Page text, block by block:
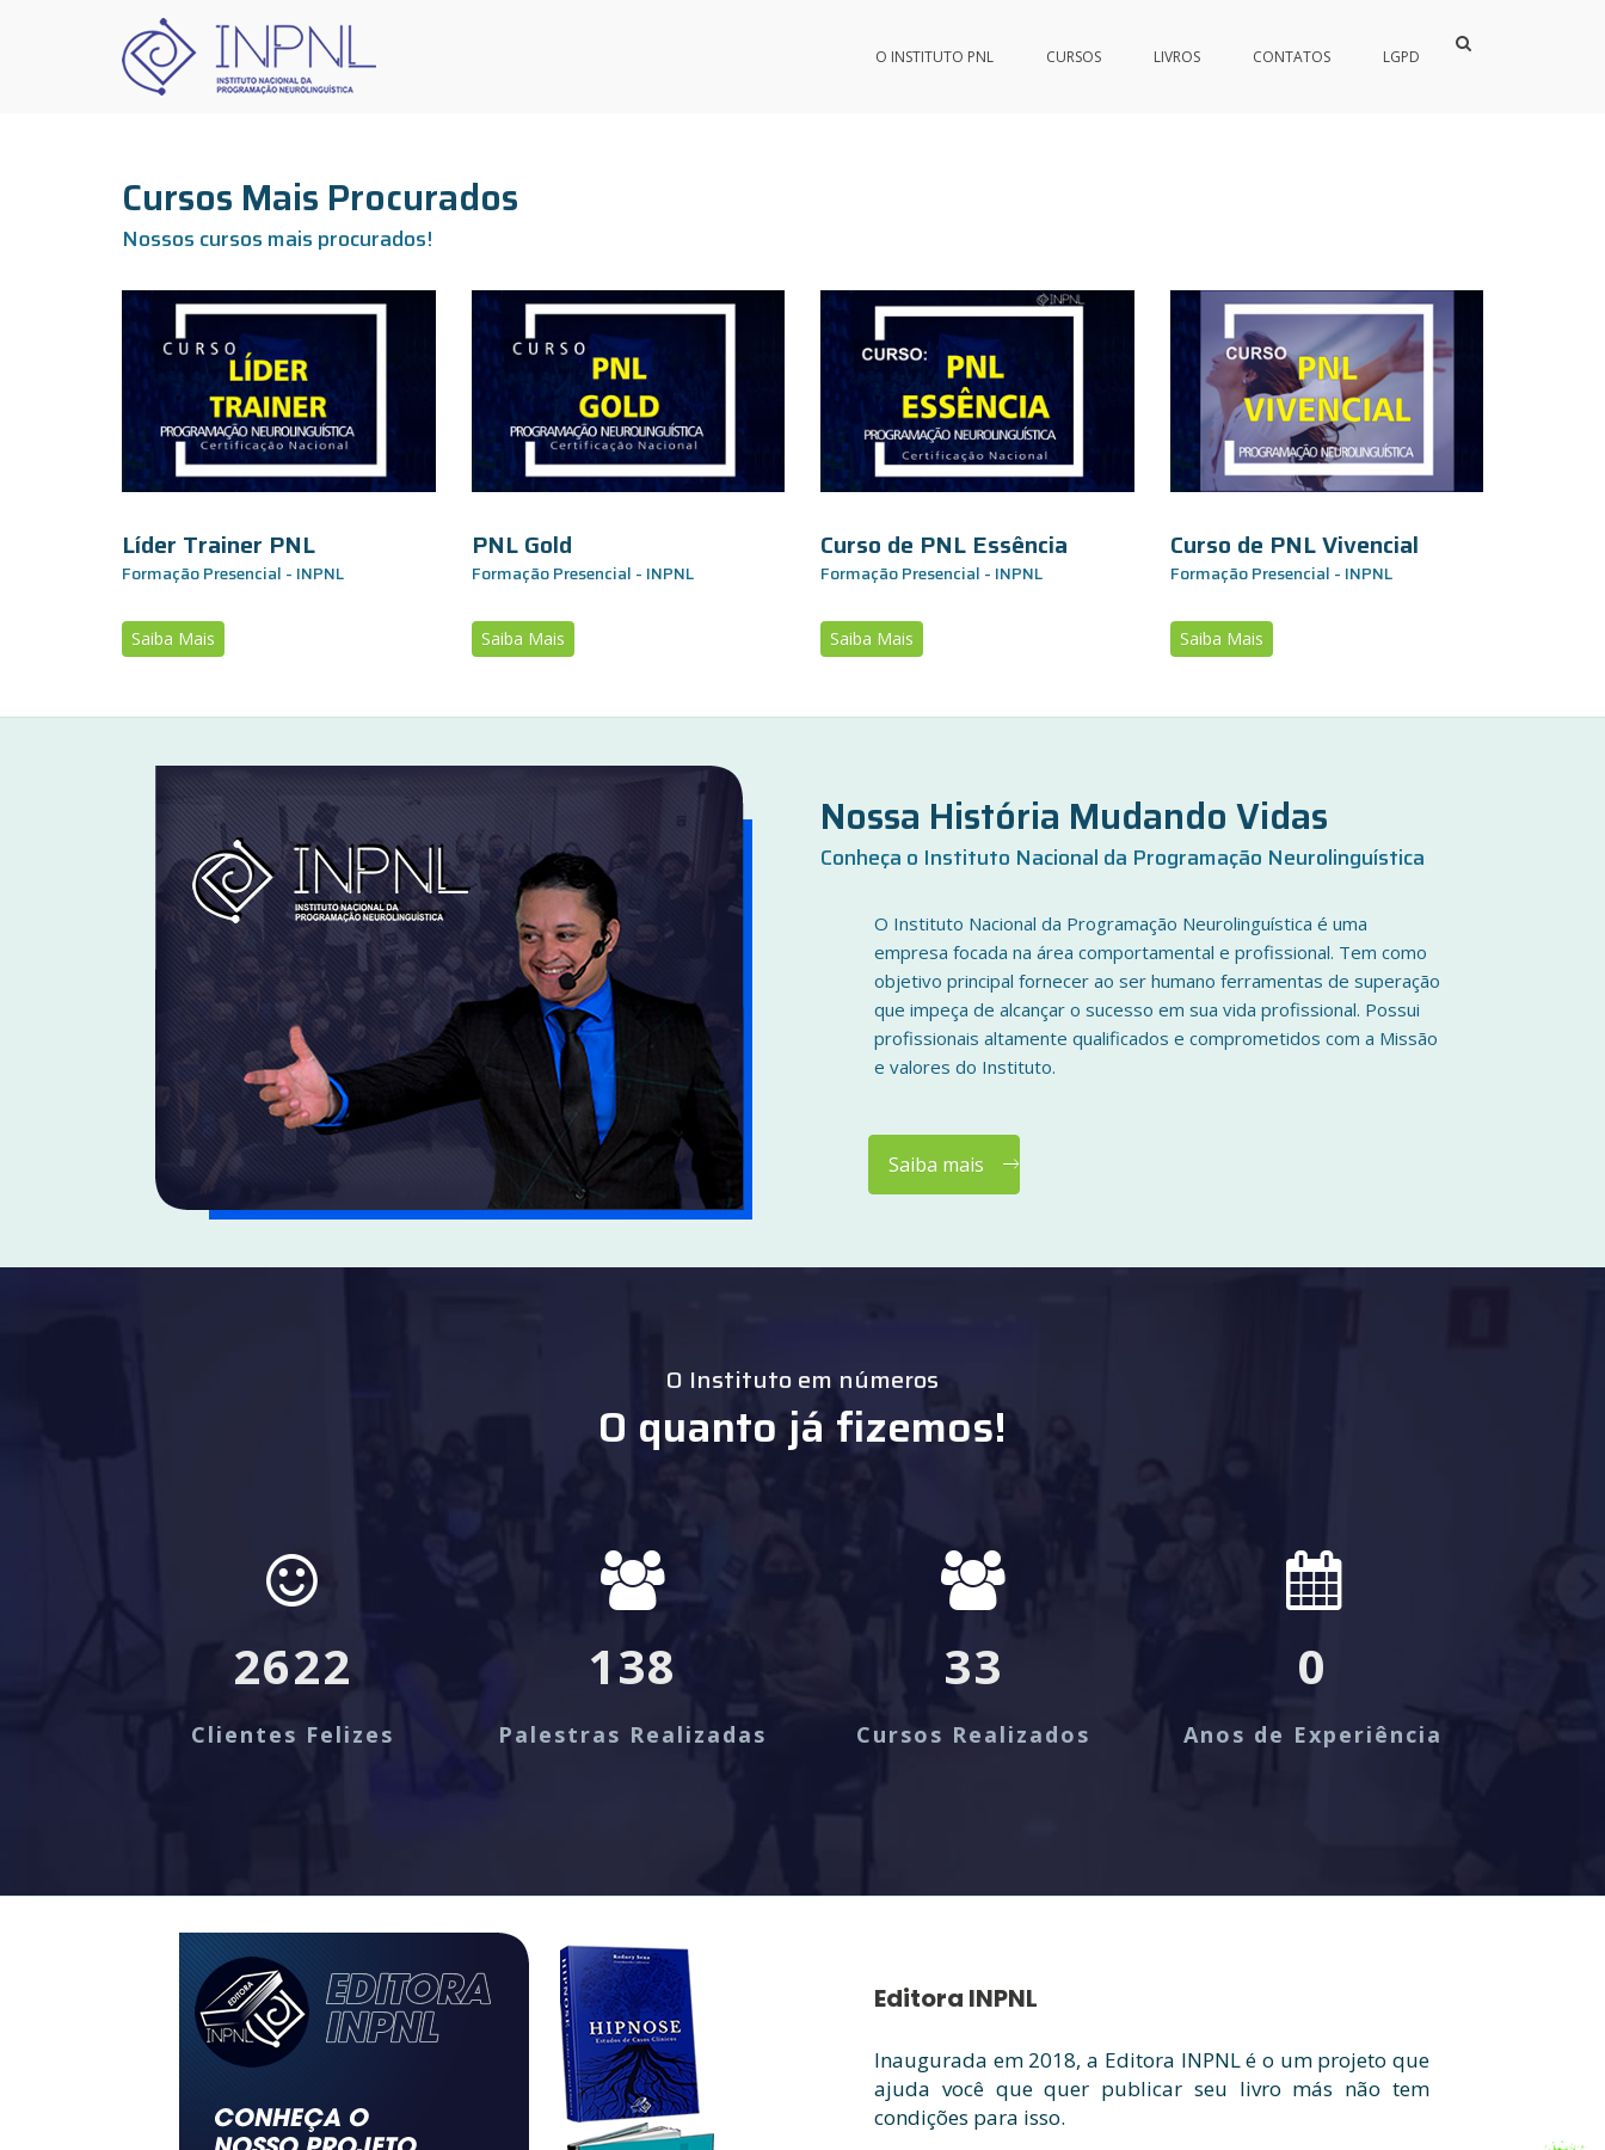
O INSTITUTO PNL CURSOS LIVROS CONTATOS LGPD
Show
Cursos Mais Procurados
Nossos cursos mais procurados!
Líder Trainer PNL
Formação Presencial - INPNL
Saiba Mais
PNL Gold
Formação Presencial - INPNL
Saiba Mais
Curso de PNL Essência
Formação Presencial - INPNL
Saiba Mais
Curso de PNL Vivencial
Formação Presencial - INPNL
Saiba Mais
Nossa História Mudando Vidas
Conheça o Instituto Nacional da Programação Neurolinguística
O Instituto Nacional da Programação Neurolinguística é uma
empresa focada na área comportamental e profissional. Tem como
objetivo principal fornecer ao ser humano ferramentas de superação
que impeça de alcançar o sucesso em sua vida profissional. Possui
profissionais altamente qualificados e comprometidos com a Missão
e valores do Instituto.
Saiba mais
O Instituto em números
O quanto já fizemos!
2622
Clientes Felizes
138
Palestras Realizadas
33
Cursos Realizados
0
Anos de Experiência
Editora INPNL
Inaugurada em 2018, a Editora INPNL é o um projeto que
ajuda você que quer publicar seu livro más não tem
condições para isso.